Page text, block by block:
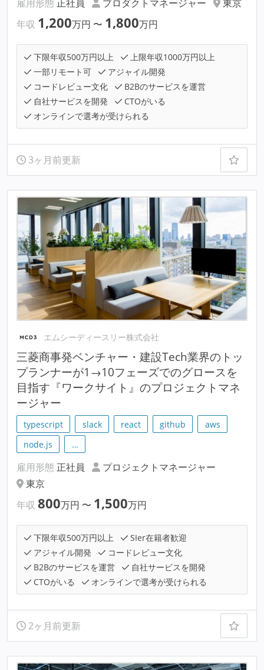
雇用形態 正社員 プロダクトマネージャー
東京
年収 1,200万円 〜 1,800万円
下限年収500万円以上
上限年収1000万円以上
一部リモート可
アジャイル開発
コードレビュー文化
B2Bのサービスを運営
自社サービスを開発
CTOがいる
オンラインで選考が受けられる
3ヶ月前更新
エムシーディースリー株式会社
三菱商事発ベンチャー・建設Tech業界のトッ
プランナーが1→10フェーズでのグロースを
目指す『ワークサイト』のプロジェクトマネ
ージャー
typescript slack react github
aws
node.js
…
雇用形態 正社員
プロジェクトマネージャー
東京
年収 800万円 〜 1,500万円
下限年収500万円以上
SIer在籍者歓迎
アジャイル開発
コードレビュー文化
B2Bのサービスを運営
自社サービスを開発
CTOがいる
オンラインで選考が受けられる
2ヶ月前更新